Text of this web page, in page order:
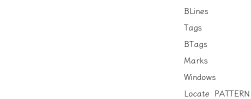
BLines
Tags
BTags
Marks
Windows
Locate PATTERN